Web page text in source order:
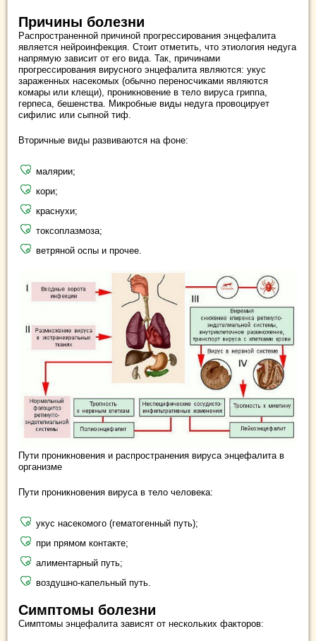
Причины болезни
Распространенной причиной прогрессирования энцефалита
является нейроинфекция. Стоит отметить, что этиология недуга
напрямую зависит от его вида. Так, причинами
прогрессирования вирусного энцефалита являются: укус
зараженных насекомых (обычно переносчиками являются
комары или клещи), проникновение в тело вируса гриппа,
герпеса, бешенства. Микробные виды недуга провоцирует
сифилис или сыпной тиф.
Вторичные виды развиваются на фоне:
малярии;
кори;
краснухи;
токсоплазмоза;
ветряной оспы и прочее.
Пути проникновения и распространения вируса энцефалита в
организме
Пути проникновения вируса в тело человека:
укус насекомого (гематогенный путь);
при прямом контакте;
алиментарный путь;
воздушно-капельный путь.
Симптомы болезни
Симптомы энцефалита зависят от нескольких факторов: